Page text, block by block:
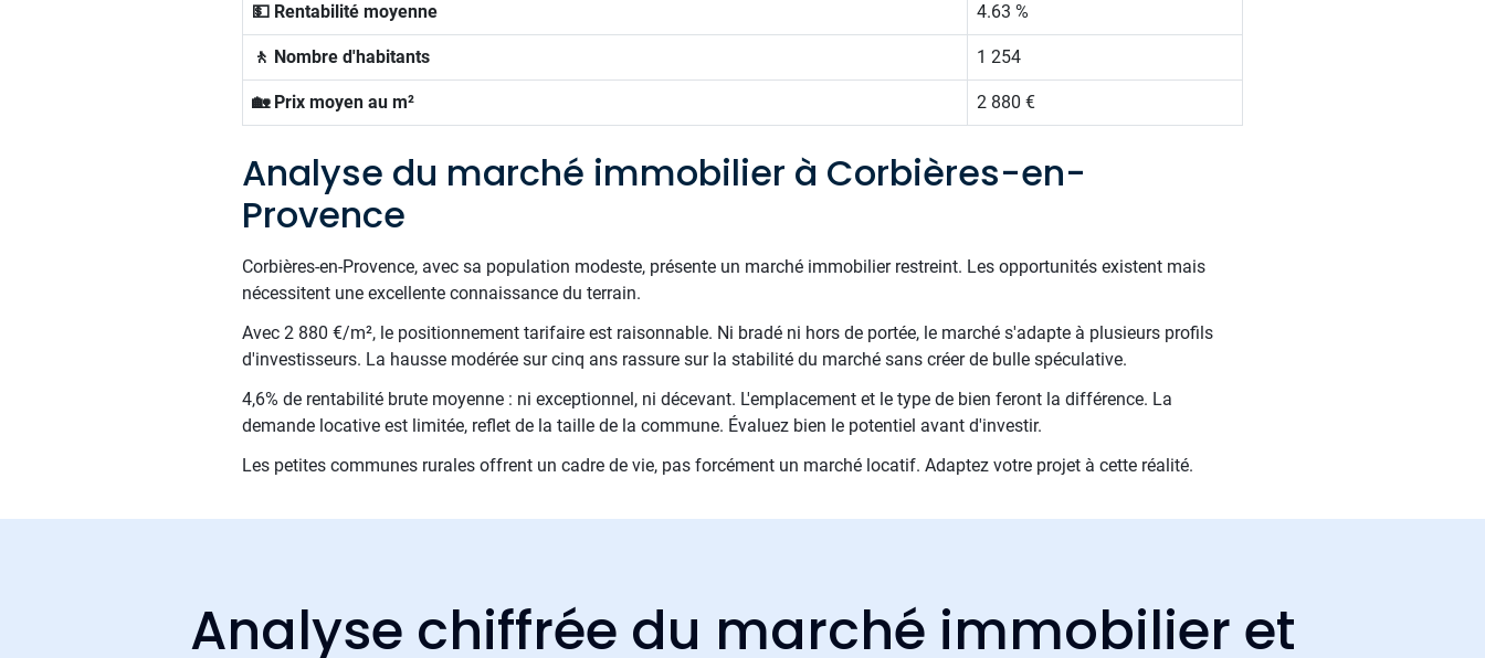
💵 Rentabilité moyenne 4.63 %
🚶 Nombre d'habitants 1 254
🏡 Prix moyen au m² 2 880 €
Analyse du marché immobilier à Corbières-en-
Provence
Corbières-en-Provence, avec sa population modeste, présente un marché immobilier restreint. Les opportunités existent mais
nécessitent une excellente connaissance du terrain.
Avec 2 880 €/m², le positionnement tarifaire est raisonnable. Ni bradé ni hors de portée, le marché s'adapte à plusieurs profils
d'investisseurs. La hausse modérée sur cinq ans rassure sur la stabilité du marché sans créer de bulle spéculative.
4,6% de rentabilité brute moyenne : ni exceptionnel, ni décevant. L'emplacement et le type de bien feront la différence. La
demande locative est limitée, reflet de la taille de la commune. Évaluez bien le potentiel avant d'investir.
Les petites communes rurales offrent un cadre de vie, pas forcément un marché locatif. Adaptez votre projet à cette réalité.
Analyse chiffrée du marché immobilier et